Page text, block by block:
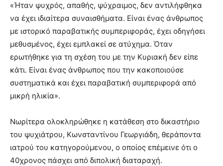
«Ήταν ψυχρός, απαθής, ψύχραιμος, δεν αντιλήφθηκα
να έχει ιδιαίτερα συναισθήματα. Είναι ένας άνθρωπος
με ιστορικό παραβατικής συμπεριφοράς, έχει οδηγήσει
μεθυσμένος, έχει εμπλακεί σε ατύχημα. Όταν
ερωτήθηκε για τη σχέση του με την Κυριακή δεν είπε
κάτι. Είναι ένας άνθρωπος που την κακοποιούσε
συστηματικά και έχει παραβατική συμπεριφορά από
μικρή ηλικία».
Νωρίτερα ολοκληρώθηκε η κατάθεση στο δικαστήριο
του ψυχιάτρου, Κωνσταντίνου Γεωργιάδη, θεράποντα
ιατρού του κατηγορούμενου, ο οποίος επέμεινε ότι ο
40χρονος πάσχει από διπολική διαταραχή.